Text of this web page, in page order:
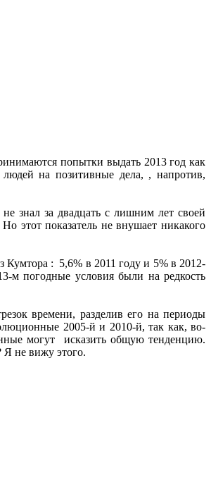
попытки выдать 2013 год как
на позитивные дела, , напротив,
знал за двадцать с лишним лет своей
этот показатель не внушает никакого
Кумтора : 5,6% в 2011 году и 5% в 2012-
м погодные условия были на редкость
времени, разделив его на периоды
2005-й и 2010-й, так как, во-
могут исказить общую тенденцию.
Я не вижу этого.